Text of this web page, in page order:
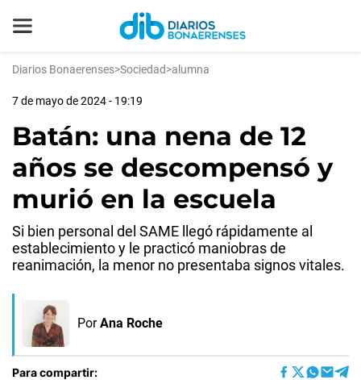
Diarios Bonaerenses>Sociedad>alumna
7 de mayo de 2024 - 19:19
Batán: una nena de 12
años se descompensó y
murió en la escuela
Si bien personal del SAME llegó rápidamente al
establecimiento y le practicó maniobras de
reanimación, la menor no presentaba signos vitales.
Por Ana Roche
Para compartir: